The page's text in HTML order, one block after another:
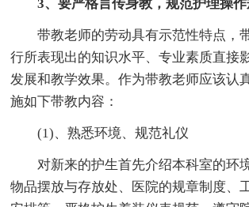
3、要严格言传身教，规范护理操作
带教老师的劳动具有示范性特点，
行所表现出的知识水平、专业素质直接
发展和教学效果。作为带教老师应该认
施如下带教内容：
(1)、熟悉环境、规范礼仪
对新来的护生首先介绍本科室的环
物品摆放与存放处、医院的规章制度、